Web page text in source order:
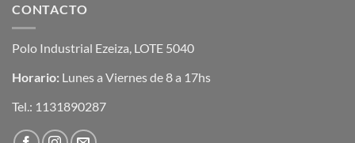
CONTACTO
Polo Industrial Ezeiza, LOTE 5040
Horario: Lunes a Viernes de 8 a 17hs
Tel.: 1131890287